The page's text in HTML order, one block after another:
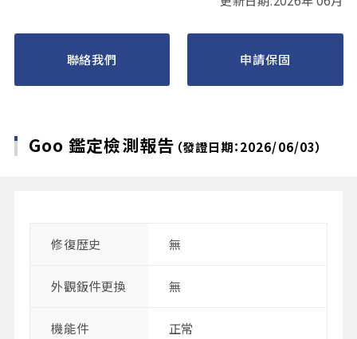
聯絡我們 申請保固
Goo 鑑定檢測報告 （發證日期：2026/06/03）
修復歴史 無
外觀鈑件更換 無
機能件 正常